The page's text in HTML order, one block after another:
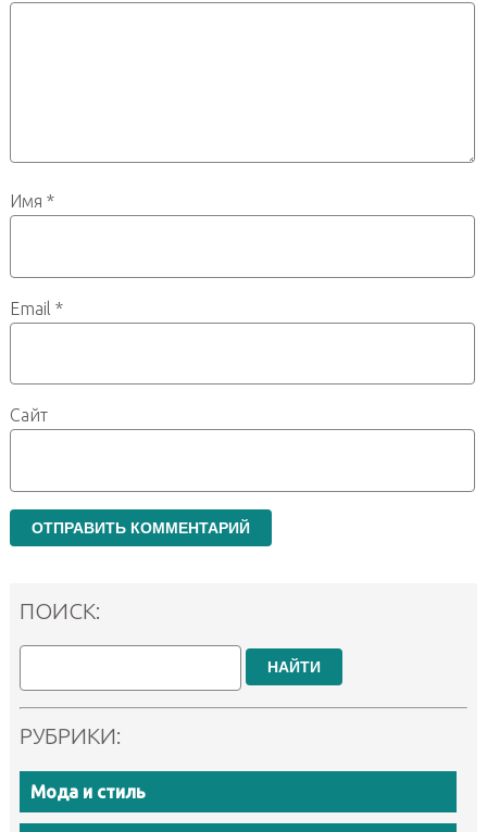
Имя *
Email *
Сайт
ПОИСК:
НАЙТИ
РУБРИКИ:
Мода и стиль